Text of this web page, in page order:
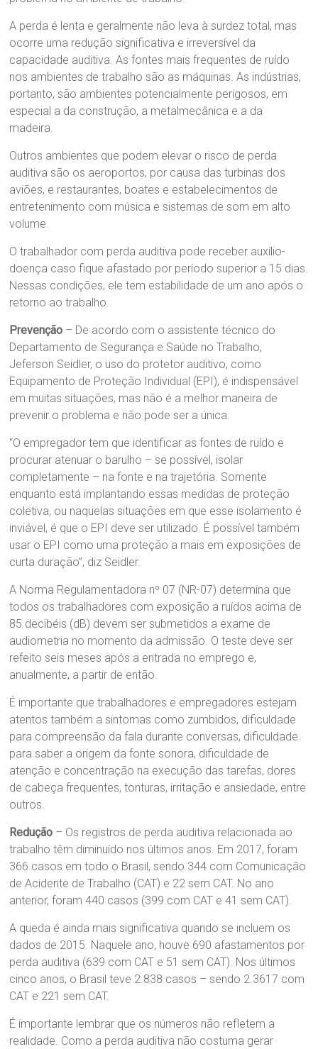
A perda é lenta e geralmente não leva à surdez total, mas
ocorre uma redução significativa e irreversível da
capacidade auditiva. As fontes mais frequentes de ruído
nos ambientes de trabalho são as máquinas. As indústrias,
portanto, são ambientes potencialmente perigosos, em
especial a da construção, a metalmecânica e a da
madeira.
Outros ambientes que podem elevar o risco de perda
auditiva são os aeroportos, por causa das turbinas dos
aviões, e restaurantes, boates e estabelecimentos de
entretenimento com música e sistemas de som em alto
volume.
O trabalhador com perda auditiva pode receber auxílio-
doença caso fique afastado por período superior a 15 dias.
Nessas condições, ele tem estabilidade de um ano após o
retorno ao trabalho.
Prevenção – De acordo com o assistente técnico do
Departamento de Segurança e Saúde no Trabalho,
Jeferson Seidler, o uso do protetor auditivo, como
Equipamento de Proteção Individual (EPI), é indispensável
em muitas situações, mas não é a melhor maneira de
prevenir o problema e não pode ser a única.
“O empregador tem que identificar as fontes de ruído e
procurar atenuar o barulho – se possível, isolar
completamente – na fonte e na trajetória. Somente
enquanto está implantando essas medidas de proteção
coletiva, ou naquelas situações em que esse isolamento é
inviável, é que o EPI deve ser utilizado. É possível também
usar o EPI como uma proteção a mais em exposições de
curta duração”, diz Seidler.
A Norma Regulamentadora nº 07 (NR-07) determina que
todos os trabalhadores com exposição a ruídos acima de
85 decibéis (dB) devem ser submetidos a exame de
audiometria no momento da admissão. O teste deve ser
refeito seis meses após a entrada no emprego e,
anualmente, a partir de então.
É importante que trabalhadores e empregadores estejam
atentos também a sintomas como zumbidos, dificuldade
para compreensão da fala durante conversas, dificuldade
para saber a origem da fonte sonora, dificuldade de
atenção e concentração na execução das tarefas, dores
de cabeça frequentes, tonturas, irritação e ansiedade, entre
outros.
Redução – Os registros de perda auditiva relacionada ao
trabalho têm diminuído nos últimos anos. Em 2017, foram
366 casos em todo o Brasil, sendo 344 com Comunicação
de Acidente de Trabalho (CAT) e 22 sem CAT. No ano
anterior, foram 440 casos (399 com CAT e 41 sem CAT).
A queda é ainda mais significativa quando se incluem os
dados de 2015. Naquele ano, houve 690 afastamentos por
perda auditiva (639 com CAT e 51 sem CAT). Nos últimos
cinco anos, o Brasil teve 2.838 casos – sendo 2.3617 com
CAT e 221 sem CAT.
É importante lembrar que os números não refletem a
realidade. Como a perda auditiva não costuma gerar